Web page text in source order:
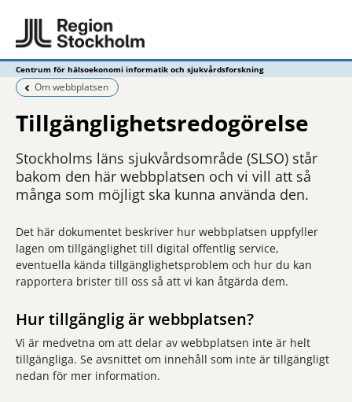
Centrum för hälsoekonomi informatik och sjukvårdsforskning
Föregående sida:
Om webbplatsen
Tillgänglighetsredogörelse
Stockholms läns sjukvårdsområde (SLSO) står
bakom den här webbplatsen och vi vill att så
många som möjligt ska kunna använda den.
Det här dokumentet beskriver hur webbplatsen uppfyller
lagen om tillgänglighet till digital offentlig service,
eventuella kända tillgänglighetsproblem och hur du kan
rapportera brister till oss så att vi kan åtgärda dem.
Hur tillgänglig är webbplatsen?
Vi är medvetna om att delar av webbplatsen inte är helt
tillgängliga. Se avsnittet om innehåll som inte är tillgängligt
nedan för mer information.